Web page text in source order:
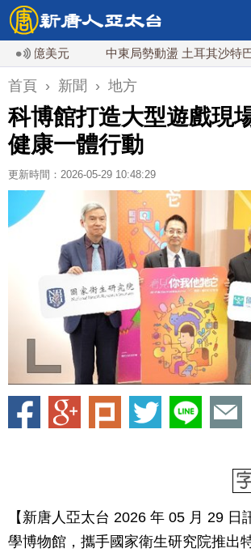
美元 中東局勢動盪 土耳其沙特巴基斯
首頁 › 新聞 › 地方
科博館打造大型遊戲現
健康一體行動
更新時間：2026-05-29 10:48:29
【新唐人亞太台 2026 年 05 月 29 日
學博物館，攜手國家衛生研究院推出